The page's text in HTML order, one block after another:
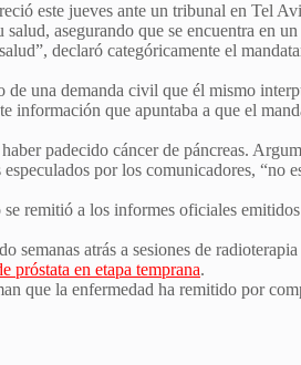
este jueves ante un tribunal en Tel
asegurando que se encuentra en
declaró categóricamente el
una demanda civil que él mismo
que apuntaba a que el
padecido cáncer de páncreas.
por los comunicadores, “no
remitió a los informes oficiales
semanas atrás a sesiones de
próstata en etapa temprana.
que la enfermedad ha remitido por